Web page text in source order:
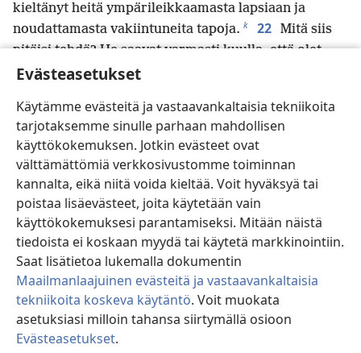
Evästeasetukset
Käytämme evästeitä ja vastaavankaltaisia tekniikoita
tarjotaksemme sinulle parhaan mahdollisen
käyttökokemuksen. Jotkin evästeet ovat
välttämättömiä verkkosivustomme toiminnan
kannalta, eikä niitä voida kieltää. Voit hyväksyä tai
poistaa lisäevästeet, joita käytetään vain
käyttökokemuksesi parantamiseksi. Mitään näistä
tiedoista ei koskaan myydä tai käytetä markkinointiin.
Saat lisätietoa lukemalla dokumentin
Maailmanlaajuinen evästeitä ja vastaavankaltaisia
tekniikoita koskeva käytäntö. Voit muokata
asetuksiasi milloin tahansa siirtymällä osioon
Evästeasetukset.
kieltänyt heitä ympärileikkaamasta lapsiaan ja
noudattamasta vakiintuneita tapoja. k 22 Mitä siis
pitäisi tehdä? He saavat varmasti kuulla, että olet
tullut. 23 Tee niin kuin me neuvomme: Meillä on
lupauksen. 24 Ota nämä miehet mukaasi, peseydy
puhdistusmenojen mukaan heidän kanssaan ja
huolehdi heidän kuluistaan, jotta he voisivat ajattaa
päänsä. Silloin kaikki saavat tietää, ettei sinua
koskevissa huhuissa ole mitään perää vaan että sinä
noudatat lakia ja elät sen mukaan.
25 Kansojen
keskuudessa oleville uskoville olemme lähettäneet
kirjallisen päätöksemme, jonka mukaan heidän tulee
pysyä erossa epäjumalille uhratusta, m verestä, n
kuristetun eläimen lihasta o ja seksuaalisesta
moraalittomuudesta.” p
26 Seuraavana päivänä Paavali otti miehet